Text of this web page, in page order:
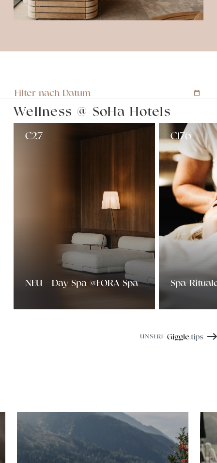
Filter nach Datum
Wellness @ SoHa Hotels
€27
NEU - Day Spa @FORA Spa
€176
Spa-
UNSERE Giggle .tips